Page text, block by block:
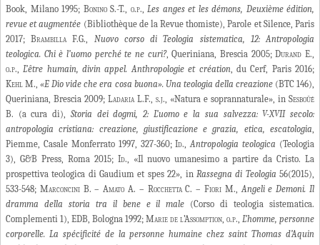
Book, Milano 1995; Bonino S.-T., o.p., Les anges et les démons, Deuxième édition,
revue et augmentée (Bibliothèque de la Revue thomiste), Parole et Silence, Paris
2017; Brambilla F.G., Nuovo corso di Teologia sistematica, 12: Antropologia
teologica. Chi è l’uomo perché te ne curi?, Queriniana, Brescia 2005; Durand E.,
o.p.,L’être humain, divin appel.Anthropologie et création, du Cerf, Paris 2016;
Kehl M.,«E Dio vide che era cosa buona». Una teologia della creazione(BTC 146),
Queriniana, Brescia 2009; Ladaria L.F., s.j., «Natura e soprannaturale», in Sesboüé
B. (a cura di), Storia dei dogmi, 2: L’uomo e la sua salvezza: V-XVII secolo:
antropologia cristiana: creazione, giustificazione e grazia, etica, escatologia,
Piemme, Casale Monferrato 1997, 327-360;Id.,Antropologia teologica (Teologia
3), G&B Press, Roma 2015; Id., «Il nuovo umanesimo a partire da Cristo. La
prospettiva teologica di Gaudium et spes 22», in Rassegna di Teologia 56(2015),
533-548; Marconcini B. – Amato A. – Rocchetta C. – Fiori M.,Angeli e Demoni. Il
dramma della storia tra il bene e il male (Corso di teologia sistematica.
Complementi 1), EDB, Bologna 1992; Marie de l’Assomption, o.p., L’homme, personne
corporelle. La spécificité de la personne humaine chez saint Thomas d’Aquin